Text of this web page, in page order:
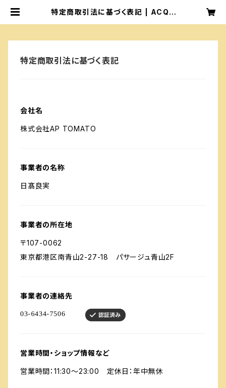
特定商取引法に基づく表記 | ACQU
特定商取引法に基づく表記
会社名
株式会社AP TOMATO
事業者の名称
日髙良実
事業者の所在地
〒107-0062
東京都港区南青山2-27-18 パサージュ青山2F
事業者の連絡先
営業時間・ショップ情報など
営業時間：11:30〜23:00 定休日：年中無休